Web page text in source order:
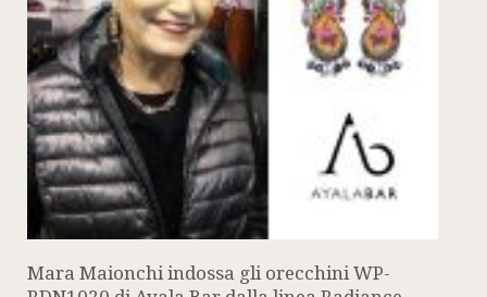
Mara Maionchi indossa gli orecchini WP-